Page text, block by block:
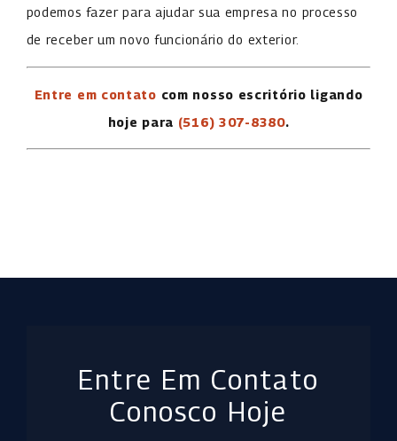
podemos fazer para ajudar sua empresa no processo
de receber um novo funcionário do exterior.
Entre em contato com nosso escritório ligando
hoje para (516) 307-8380.
Entre Em Contato
Conosco Hoje